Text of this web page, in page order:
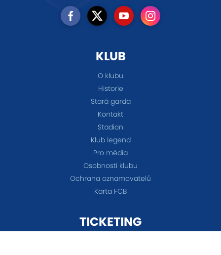
KLUB
O klubu
Historie
Stará garda
Kontakt
Stadion
Klub legend
Pro média
Osobnosti klubu
Ochrana oznamovatelů
Karta FCB
TICKETING